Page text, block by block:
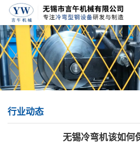
行业动态
无锡冷弯机该如何